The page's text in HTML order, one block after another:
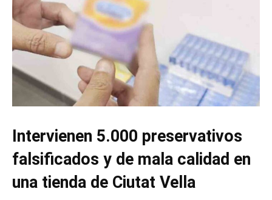
Intervienen 5.000 preservativos
falsificados y de mala calidad en
una tienda de Ciutat Vella